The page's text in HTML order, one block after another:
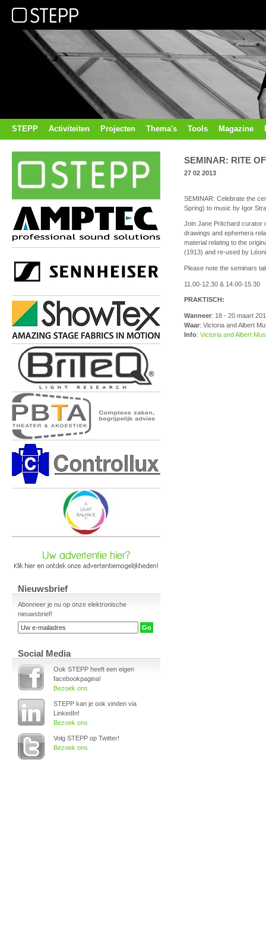
STEPP Activiteiten Projecten Thema's Tools Magazine
Nieuwsbrief
Abonneer je nu op onze elektronische
nieuwsbrief!
Social Media
Ook STEPP heeft een eigen
facebookpagina!
Bezoek ons
STEPP kan je ook vinden via
LinkedIn!
Bezoek ons
Volg STEPP op Twitter!
Bezoek ons
SEMINAR: RITE
27 02 2013
SEMINAR: Celebrate the
Spring) to music by Igor
Join Jane Pritchard curator
drawings and ephemera
material relating to the
(1913) and re-used by
Please note the seminars
11.00-12.30 & 14.00-15.30
PRAKTISCH:
Wanneer: 18 - 20 maart
Waar: Victoria and Albert
Info: Victoria and Albert